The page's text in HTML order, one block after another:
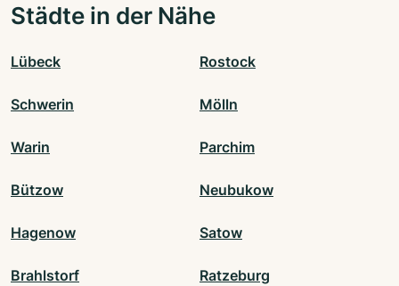
Städte in der Nähe
Lübeck Rostock
Schwerin Mölln
Warin Parchim
Bützow Neubukow
Hagenow Satow
Brahlstorf Ratzeburg